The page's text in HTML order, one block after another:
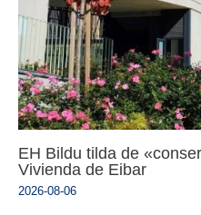
EH Bildu tilda de
Vivienda de Eibar
2026-08-06